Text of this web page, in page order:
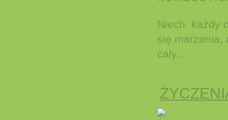
Niech każdy
się marzenia,
cały...